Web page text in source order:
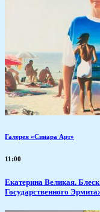
Галерея «Синара Арт»
11:00
Екатерина Великая.
Государственного